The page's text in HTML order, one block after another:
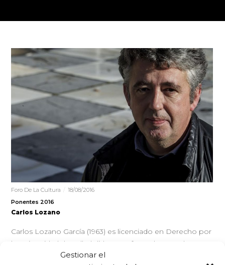
Gestionar el
Foro De La Cultura
18/08/2016
Ponentes 2016
Carlos Lozano
Carlos Lozano García (1963) es licenciado en Derecho por
la Universidad de Valladolid. Es profesor de Derecho
Constiucional desde 1989…